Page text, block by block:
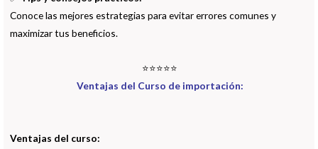
Conoce las mejores estrategias para evitar errores comunes y
maximizar tus beneficios.
⭐⭐⭐⭐⭐
Ventajas del Curso de importación:
Ventajas del curso: